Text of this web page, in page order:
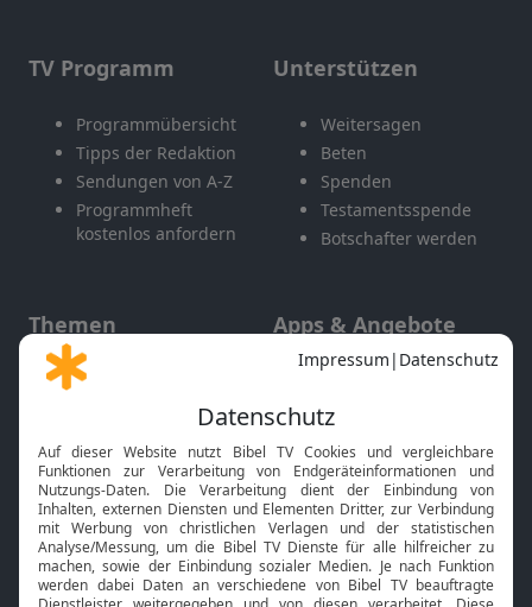
TV Programm
Programmübersicht
Tipps der Redaktion
Sendungen von A-Z
Programmheft
kostenlos anfordern
Unterstützen
Weitersagen
Beten
Spenden
Testamentsspende
Botschafter werden
Themen
Gott und Bibel erklärt
Neuigkeiten
Apps & Angebote
Mobile App
Smart TV
HbbTV
Bibelthek Online-Bibel
Nächster Gottesdienst